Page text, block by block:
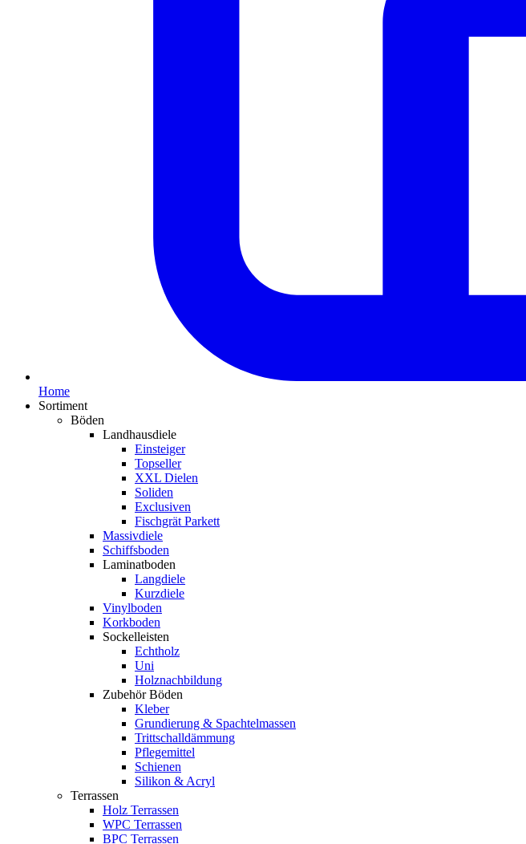
Home
Sortiment
Böden
Landhausdiele
Einsteiger
Topseller
XXL Dielen
Soliden
Exclusiven
Fischgrät Parkett
Massivdiele
Schiffsboden
Laminatboden
Langdiele
Kurzdiele
Vinylboden
Korkboden
Sockelleisten
Echtholz
Uni
Holznachbildung
Zubehör Böden
Kleber
Grundierung & Spachtelmassen
Trittschalldämmung
Pflegemittel
Schienen
Silikon & Acryl
Terrassen
Holz Terrassen
WPC Terrassen
BPC Terrassen